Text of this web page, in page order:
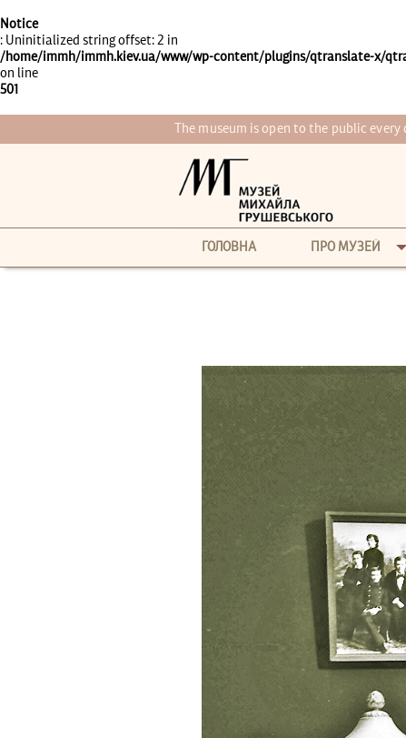
Notice
: Uninitialized string offset: 2 in
/home/immh/immh.kiev.ua/www/wp-content/plugins/qtranslate-x/
on line
501
The museum is open to the public
ГОЛОВНА ПРО МУЗЕЙ